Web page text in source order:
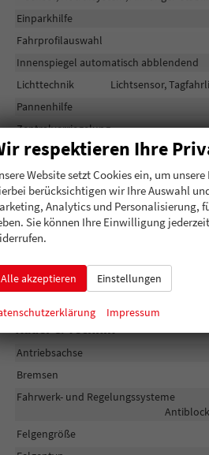
Einparkhilfe
Fahrprofilauswahl
Innenspiegel automatisch abblendend
Lichttechnik
Lichtsensor,
Pannenhilfe
Zentralverriegelung
Außen
Anhängerkupplung
Außenspiegel
Außenspiegel
Dachreling
Gepäckraum-/Heckklappe
Scheiben, Verglasung
Räder & Technik
Antriebsachse
Bremsen
Fahrwerk- und Regelungssysteme
Felgengröße
respektieren Ihre
Website setzt Cookies ein, um
berücksichtigen wir Ihre Auswahl
Analytics und Personalisierung,
Sie können Ihre Einwilligung
Alle akzeptieren Einstellungen
Impressum